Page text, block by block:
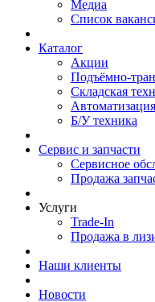
Медиа
Список
Каталог
Акции
Подъёмно-
Складская
Б/У техника
Сервис и запчасти
Сервисное
Продажа
Услуги
Trade-In
Продажа в
Наши клиенты
Новости